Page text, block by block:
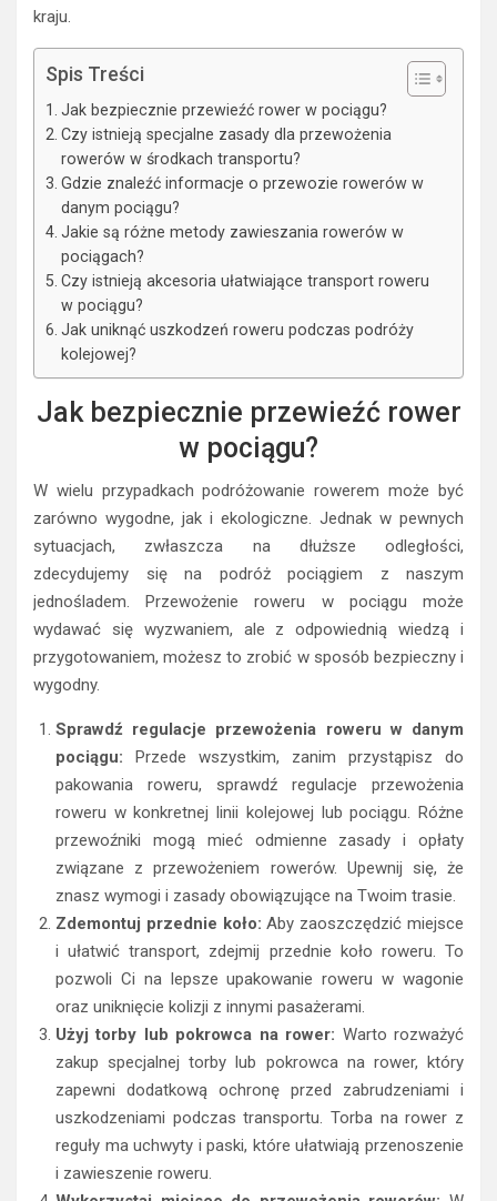
kraju.
Spis Treści
Jak bezpiecznie przewieźć rower w pociągu?
Czy istnieją specjalne zasady dla przewożenia
rowerów w środkach transportu?
Gdzie znaleźć informacje o przewozie rowerów w
danym pociągu?
Jakie są różne metody zawieszania rowerów w
pociągach?
Czy istnieją akcesoria ułatwiające transport roweru
w pociągu?
Jak uniknąć uszkodzeń roweru podczas podróży
kolejowej?
Jak bezpiecznie przewieźć rower
w pociągu?
W wielu przypadkach podróżowanie rowerem może być
zarówno wygodne, jak i ekologiczne. Jednak w pewnych
sytuacjach, zwłaszcza na dłuższe odległości,
zdecydujemy się na podróż pociągiem z naszym
jednośladem. Przewożenie roweru w pociągu może
wydawać się wyzwaniem, ale z odpowiednią wiedzą i
przygotowaniem, możesz to zrobić w sposób bezpieczny i
wygodny.
Sprawdź regulacje przewożenia roweru w danym
pociągu: Przede wszystkim, zanim przystąpisz do
pakowania roweru, sprawdź regulacje przewożenia
roweru w konkretnej linii kolejowej lub pociągu. Różne
przewoźniki mogą mieć odmienne zasady i opłaty
związane z przewożeniem rowerów. Upewnij się, że
znasz wymogi i zasady obowiązujące na Twoim trasie.
Zdemontuj przednie koło: Aby zaoszczędzić miejsce
i ułatwić transport, zdejmij przednie koło roweru. To
pozwoli Ci na lepsze upakowanie roweru w wagonie
oraz uniknięcie kolizji z innymi pasażerami.
Użyj torby lub pokrowca na rower: Warto rozważyć
zakup specjalnej torby lub pokrowca na rower, który
zapewni dodatkową ochronę przed zabrudzeniami i
uszkodzeniami podczas transportu. Torba na rower z
reguły ma uchwyty i paski, które ułatwiają przenoszenie
i zawieszenie roweru.